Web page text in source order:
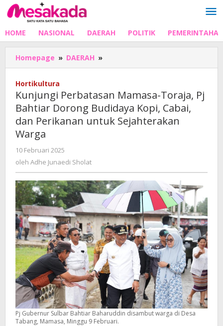
Lewati
ke
HOME NASIONAL DAERAH POLITIK
Homepage » DAERAH »
Perbatasan
Pj
Bahtiar
Dorong
Budidaya
Perikanan
untuk
Sejahterakan
Warga
Hortikultura
Kunjungi Perbatasan Mamasa-Toraja, Pj
Bahtiar Dorong Budidaya Kopi, Cabai,
dan Perikanan untuk Sejahterakan
Warga
10 Februari 2025
Adhe
oleh Adhe Junaedi Sholat
Pj Gubernur Sulbar Bahtiar Baharuddin disambut warga di Desa
Tabang, Mamasa, Minggu 9 Februari.